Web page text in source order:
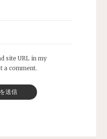
site URL in my
a comment.